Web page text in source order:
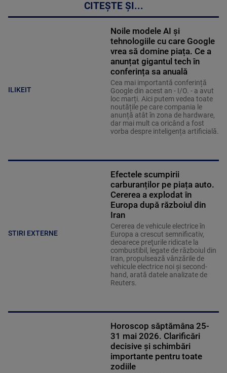
CITEȘTE ȘI...
ILIKEIT
Noile modele AI și
tehnologiile cu care Google
vrea să domine piața. Ce a
anunțat gigantul tech în
conferința sa anuală
Cea mai importantă conferință
Google din acest an - I/O. - a avut
loc marți. Aici putem vedea toate
noutățile pe care compania le
anunță atât în zona de hardware,
dar mai mult ca oricând a fost
vorba despre inteligența artificială.
STIRI EXTERNE
Efectele scumpirii
carburanților pe piața auto.
Cererea a explodat în
Europa după războiul din
Iran
Cererea de vehicule electrice în
Europa a crescut semnificativ,
deoarece preţurile ridicate la
combustibil, legate de războiul din
Iran, propulsează vânzările de
vehicule electrice noi şi second-
hand, arată datele analizate de
Reuters.
Horoscop săptămâna 25-
31 mai 2026. Clarificări
decisive și schimbări
importante pentru toate
zodiile